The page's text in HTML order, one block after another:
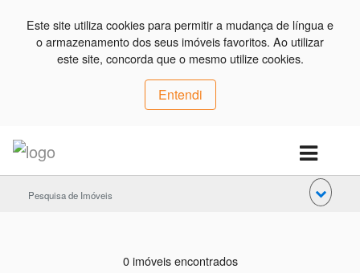
Este site utiliza cookies para permitir a mudança de língua e
o armazenamento dos seus imóveis favoritos. Ao utilizar
este site, concorda que o mesmo utilize cookies.
Entendi
Pesquisa de Imóveis
0 imóveis encontrados